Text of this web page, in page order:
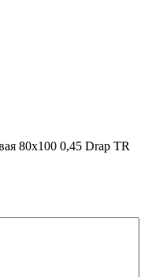
80х100 0,45 Drap TR